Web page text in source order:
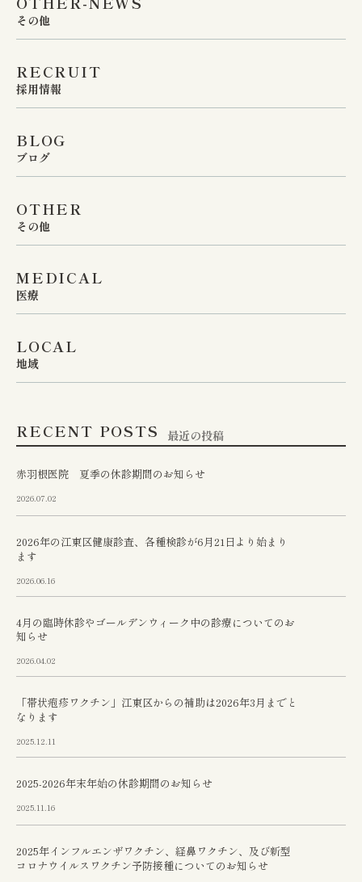
その他
RECRUIT
採用情報
BLOG
ブログ
OTHER
その他
MEDICAL
医療
LOCAL
地域
RECENT POSTS 最近の投稿
赤羽根医院 夏季の休診期間のお知らせ
2026.07.02
2026年の江東区健康診査、各種検診が6月21日より始まり
ます
2026.06.16
4月の臨時休診やゴールデンウィーク中の診療についてのお
知らせ
2026.04.02
「帯状疱疹ワクチン」江東区からの補助は2026年3月までと
なります
2025.12.11
2025-2026年末年始の休診期間のお知らせ
2025.11.16
2025年インフルエンザワクチン、経鼻ワクチン、及び新型
コロナウイルスワクチン予防接種についてのお知らせ